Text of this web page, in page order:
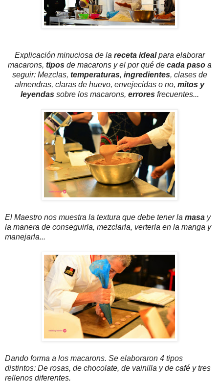
Explicación minuciosa de la receta idealpara elaborar
macarons, tipos de macarons y el por qué de cada pasoa
seguir: Mezclas, temperaturas, ingredientes, clases de
almendras, claras de huevo, envejecidas o no, mitos y
leyendas sobre los macarons, erroresfrecuentes...
El Maestro nos muestra la textura que debe tener la masa y
la manera de conseguirla, mezclarla, verterla en la manga y
manejarla...
Dando forma a los macarons. Se elaboraron 4 tipos
distintos: De rosas, de chocolate, de vainilla y de café y tres
rellenos diferentes.